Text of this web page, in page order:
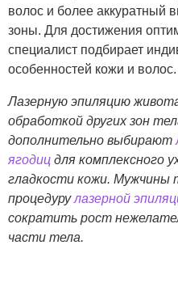
волос и более аккуратный
зоны. Для достижения
специалист подбирает
особенностей кожи и волос.
Лазерную эпиляцию
обработкой других зон
дополнительно выбирают
ягодиц для комплексного
гладкости кожи. Мужчины
процедурулазерной
сократить рост
части тела.